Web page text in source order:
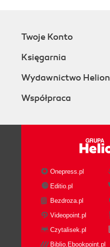
Twoje Konto
Księgarnia
Wydawnictwo Helion
Współpraca
Onepress.pl
Editio.pl
Bezdroza.pl
Videopoint.pl
Czytalisek.pl
Biblio.Ebookpoint.pl